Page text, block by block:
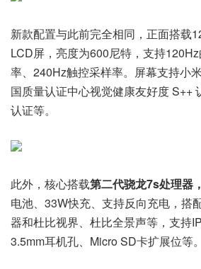
新款配置与此前完全相同，正面搭载
LCD屏，亮度为600尼特，支持
率、240Hz触控采样率。屏幕支持小
国质量认证中心视觉健康友好度 S++
认证等。
此外，核心搭载第二代骁龙7s处理器
电池、33W快充、支持反向充电，搭
器和杜比视界、杜比全景声等，支持
3.5mm耳机孔、Micro SD卡扩展位等。